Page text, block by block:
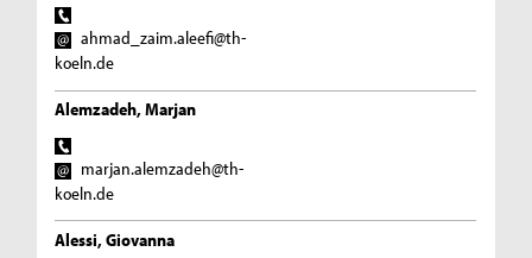
ahmad_zaim.aleefi@th-
koeln.de
Alemzadeh, Marjan
marjan.alemzadeh@th-
koeln.de
Alessi, Giovanna